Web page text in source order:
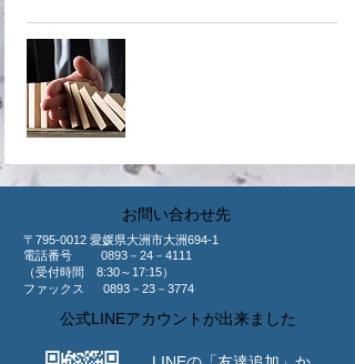
​お問い合わせ先
〒795-0012 愛媛県大洲市大洲694-1
​電話番号 0893－24－4111
（受付時間 8:30～17:15）
ファックス 0893－23－3774
公式LINEアカウントが出来ました